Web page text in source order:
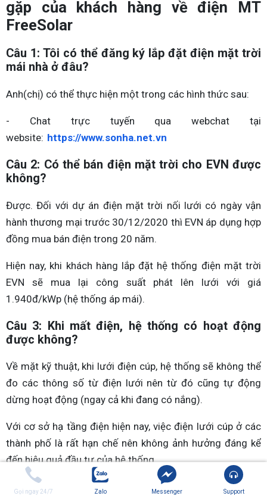
gặp của khách hàng về điện MT
FreeSolar
Câu 1: Tôi có thể đăng ký lắp đặt điện mặt trời
mái nhà ở đâu?
Anh(chị) có thể thực hiện một trong các hình thức sau:
- Chat trực tuyến qua webchat tại
website: https://www.sonha.net.vn
Câu 2: Có thể bán điện mặt trời cho EVN được
không?
Được. Đối với dự án điện mặt trời nối lưới có ngày vận
hành thương mại trước 30/12/2020 thì EVN áp dụng hợp
đồng mua bán điện trong 20 năm.
Hiện nay, khi khách hàng lắp đặt hệ thống điện mặt trời
EVN sẽ mua lại công suất phát lên lưới với giá
1.940đ/kWp (hệ thống áp mái).
Câu 3: Khi mất điện, hệ thống có hoạt động
được không?
Về mặt kỹ thuật, khi lưới điện cúp, hệ thống sẽ không thể
đo các thông số từ điện lưới nên từ đó cũng tự động
dừng hoạt động (ngay cả khi đang có nắng).
Với cơ sở hạ tầng điện hiện nay, việc điện lưới cúp ở các
thành phố là rất hạn chế nên không ảnh hưởng đáng kể
đến hiệu quả đầu tư của hệ thống.
Câu 4: Trong những ngày mây mù, mưa, liệu có
Gọi ngay 24/7 Zalo Messenger Support